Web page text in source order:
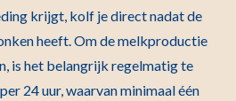
krijgt, kolf je direct nadat de
heeft. Om de melkproductie
is het belangrijk regelmatig te
24 uur, waarvan minimaal één